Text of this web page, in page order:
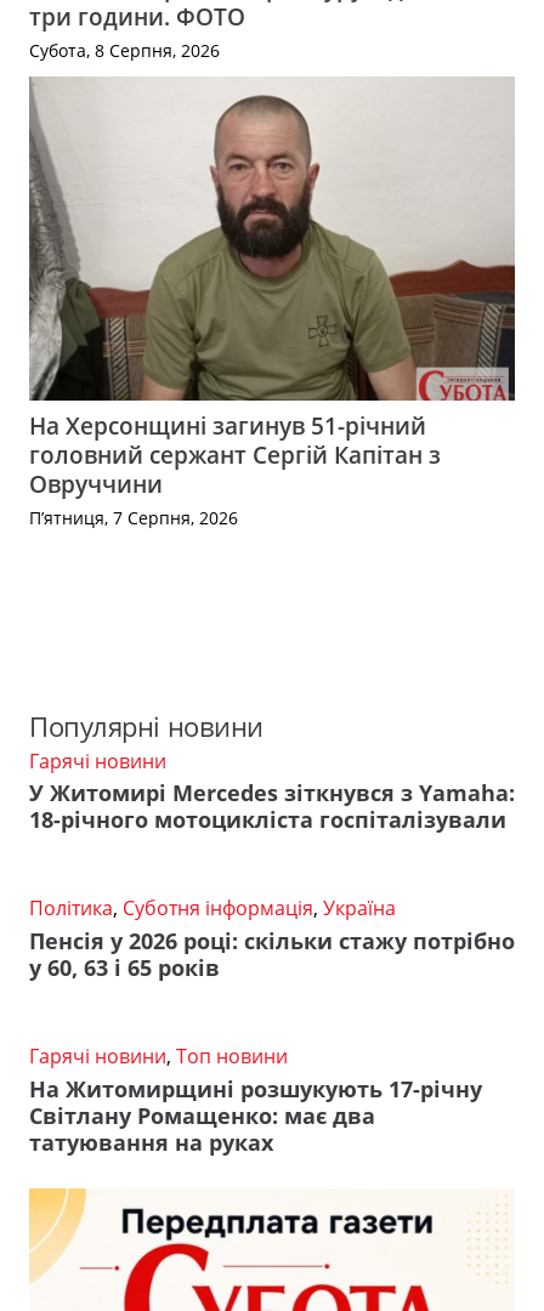
три години. ФОТО
Субота, 8 Серпня, 2026
На Херсонщині загинув 51-річний
головний сержант Сергій Капітан з
Овруччини
П’ятниця, 7 Серпня, 2026
Популярні новини
Гарячі новини
У Житомирі Mercedes зіткнувся з Yamaha:
18-річного мотоцикліста госпіталізували
Політика, Суботня інформація, Україна
Пенсія у 2026 році: скільки стажу потрібно
у 60, 63 і 65 років
Гарячі новини, Топ новини
На Житомирщині розшукують 17-річну
Світлану Ромащенко: має два
татуювання на руках